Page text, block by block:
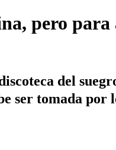
pero para
del
ser tomada por